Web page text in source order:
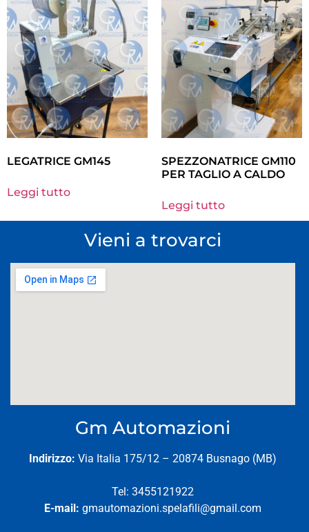
LEGATRICE GM145
Leggi tutto
SPEZZONATRICE GM110
PER TAGLIO A CALDO
Leggi tutto
Gm Automazioni
Indirizzo: Via Italia 175/12 – 20874 Busnago (MB)
Tel: 3455121922
E-mail: gmautomazioni.spelafili@gmail.com
Vieni a trovarci